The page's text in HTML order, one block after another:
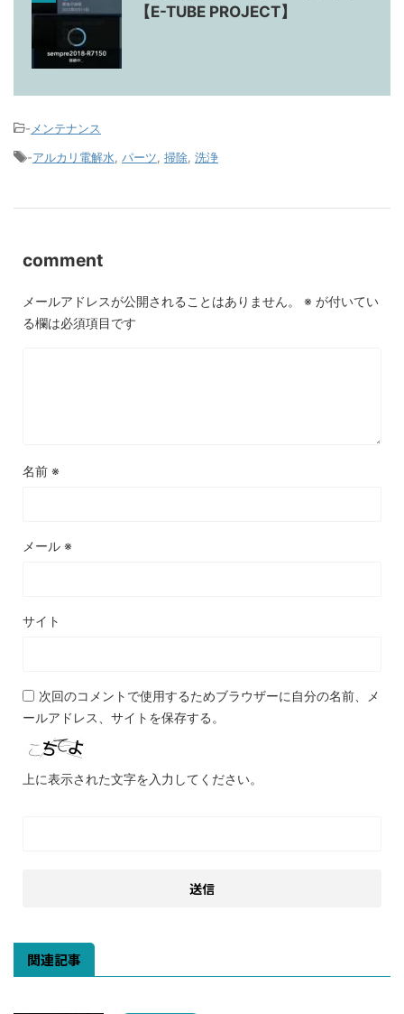
【E-TUBE PROJECT】
-メンテナンス
-アルカリ電解水, パーツ, 掃除, 洗浄
comment
メールアドレスが公開されることはありません。 ※ が付いてい
る欄は必須項目です
名前 ※
メール ※
サイト
次回のコメントで使用するためブラウザーに自分の名前、メ
ールアドレス、サイトを保存する。
上に表示された文字を入力してください。
関連記事